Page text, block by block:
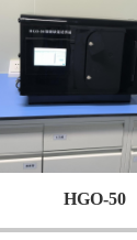
HGO-50